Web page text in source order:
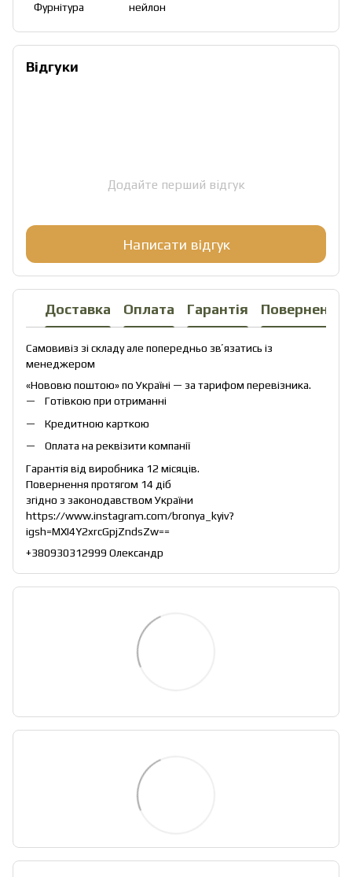
Фурнітура
нейлон
Відгуки
Додайте перший відгук
Написати відгук
Доставка Оплата Гарантія Повернення
Самовивіз зі складу але попередньо звʼязатись із
менеджером
«Нововю поштою» по Україні — за тарифом перевізника.
Готівкою при отриманні
Кредитною карткою
Оплата на реквізити компанії
Гарантія від виробника 12 місяців.
Повернення протягом 14 діб
згідно з законодавством України
https://www.instagram.com/bronya_kyiv?
igsh=MXI4Y2xrcGpjZndsZw==
+380930312999 Олександр